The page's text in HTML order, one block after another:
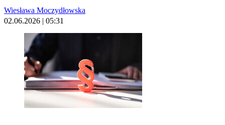
Wiesława Moczydłowska
02.06.2026 | 05:31